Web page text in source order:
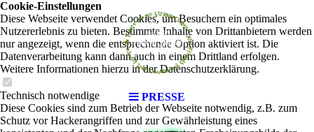
PRESSE
Cookie-Einstellungen
Diese Webseite verwendet Cookies, um Besuchern ein optimales
Nutzererlebnis zu bieten. Bestimmte Inhalte von Drittanbietern werden
nur angezeigt, wenn die entsprechende Option aktiviert ist. Die
Datenverarbeitung kann dann auch in einem Drittland erfolgen.
Weitere Informationen hierzu in der Datenschutzerklärung.
Technisch notwendige
Diese Cookies sind zum Betrieb der Webseite notwendig, z.B. zum
Schutz vor Hackerangriffen und zur Gewährleistung eines